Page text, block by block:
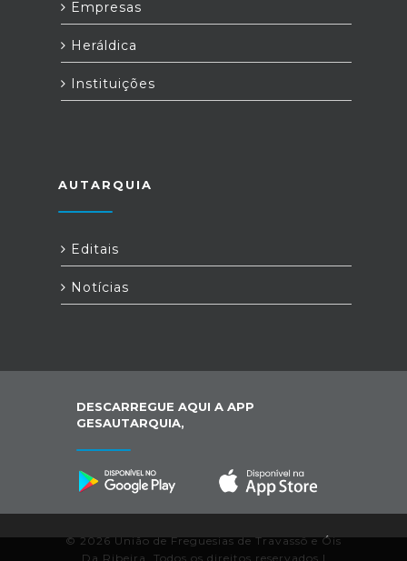
Empresas
Heráldica
Instituições
AUTARQUIA
Editais
Notícias
DESCARREGUE AQUI A APP
GESAUTARQUIA,
© 2026 União de Freguesias de Travassô e Óis
Da Ribeira. Todos os direitos reservados |